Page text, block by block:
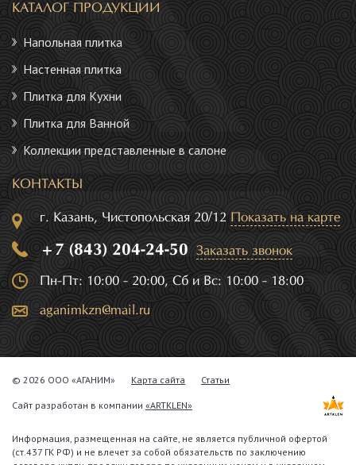
КАТАЛОГ ПРОДУКЦИИ
Напольная плитка
Настенная плитка
Плитка для Кухни
Плитка для Ванной
Коллекции представленные в салоне
КОНТАКТЫ
г. Казань, Чистопольская 20/12 Показать на карте
+7 (843) 204-24-50 Заказать звонок
Пн-Пт: 10:00 - 20:00, Сб и Вс: 10:00 - 18:00
aganimkzn@mail.ru
© 2026 ООО «АГАНИМ» Карта сайта Статьи
Сайт разработан в компании «ARTKLEN»
Информация, размещенная на сайте, не является публичной офертой
(ст.437 ГК РФ) и не влечет за собой обязательств по заключению